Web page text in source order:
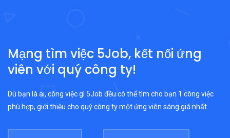
Mạng tìm việc 5Job, kết nối ứng
viên với quý công ty!
Dù bạn là ai, công việc gì 5Job đều có thể tìm cho bạn 1 công việc
phù hợp, giới thiệu cho quý công ty một ứng viên sáng giá nhất.